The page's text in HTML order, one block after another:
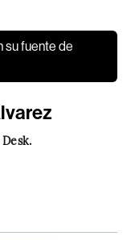
su fuente de